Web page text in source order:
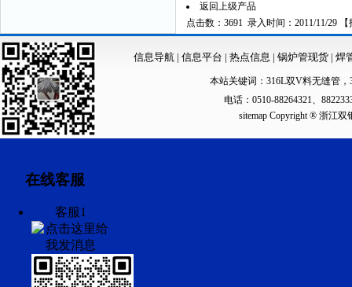
返回上级产品
点击数：3691 录入时间：2011/11/29 【
信息导航| 信息平台 | 热点信息 | 锅炉管现货 | 焊
本站关键词： 316L双V料无缝管 ，
电话：0510-88264321、
sitemapCopyright ® 浙江双
在线客服
客服1